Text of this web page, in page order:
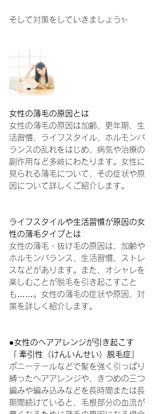
そして対策をしていきましょう✨
女性の薄毛の原因とは
女性の薄毛の原因は加齢、更年期、生
活習慣、ライフスタイル、ホルモンバ
ランスの乱れをはじめ、病気や治療の
副作用など多岐にわたります。女性に
見られる薄毛について、その症状や原
因について詳しくご紹介します。
ライフスタイルや生活習慣が原因の女
性の薄毛タイプとは
女性の薄毛・抜け毛の原因は、加齢や
ホルモンバランス、生活習慣、ストレ
スなどがあります。また、オシャレを
楽しむことが脱毛を引き起こすこと
も……。女性の薄毛の症状や原因、対
策を詳しく紹介します。
●女性のヘアアレンジが引き起こす
「 牽引性（けんいんせい）脱毛症」
ポニーテールなどで髪を強く引っぱり
縛ったヘアアレンジや、きつめの三つ
編みや編み込みなどを長時間または長
期間続けていると、毛根部分の血流が